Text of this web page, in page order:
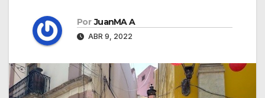
Por JuanMA A
ABR 9, 2022